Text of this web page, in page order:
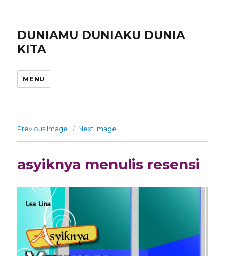
DUNIAMU DUNIAKU DUNIA
KITA
MENU
Previous Image Next Image
asyiknya menulis resensi